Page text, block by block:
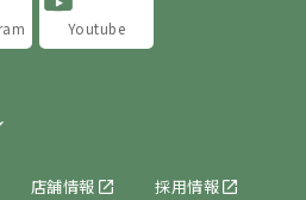
店舗情報 採用情報
Youtube